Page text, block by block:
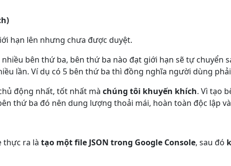
hạn lên nhưng chưa được duyệt.
bên thứ ba, bên thứ ba nào đạt giới hạn sẽ tự chuyển
lần. Ví dụ có 5 bên thứ ba thì đồng nghĩa người dùng
động nhất, tốt nhất mà chúng tôi khuyến khích. Vì tạo
thứ ba đó nên dung lượng thoải mái, hoàn toàn độc lập
thực ra là tạo một file JSON trong Google Console, sau đó